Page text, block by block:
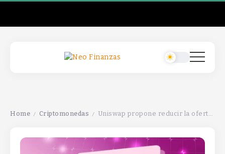
Home / Criptomonedas / Uniswap propone reducir la oferta de UNI en una nueva iniciativa de gobernanza.